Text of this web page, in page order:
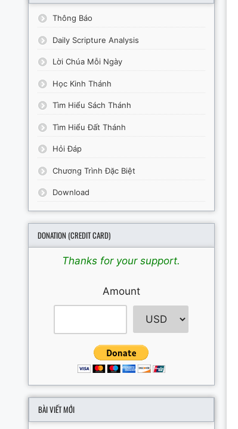
Thông Báo
Daily Scripture Analysis
Lời Chúa Mỗi Ngày
Học Kinh Thánh
Tìm Hiểu Sách Thánh
Tìm Hiểu Đất Thánh
Hỏi Đáp
Chương Trình Đặc Biệt
Download
DONATION (CREDIT CARD)
Thanks for your support.
Amount
BÀI VIẾT MỚI